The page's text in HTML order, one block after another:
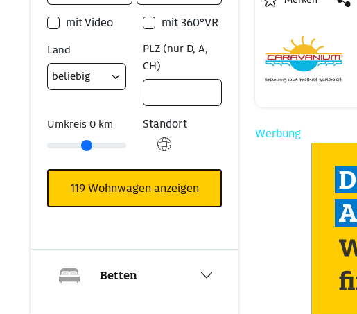
Werbung
mit Video mit 360°VR
Land
PLZ (nur D, A,
CH)
Umkreis 0 km Standort
119Wohnwagen anzeigen
Betten